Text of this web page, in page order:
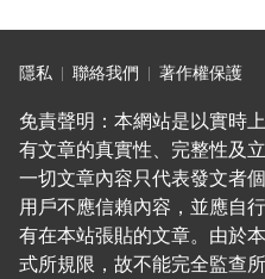
隱私 聯絡我們 著作權保護
免責聲明：本網站是以實時
有文章的真實性、完整性及
一切文章內容只代表發文者
用戶不應信賴內容，並應自
有在本站張貼的文章。由於
式所規限，故不能完全監查